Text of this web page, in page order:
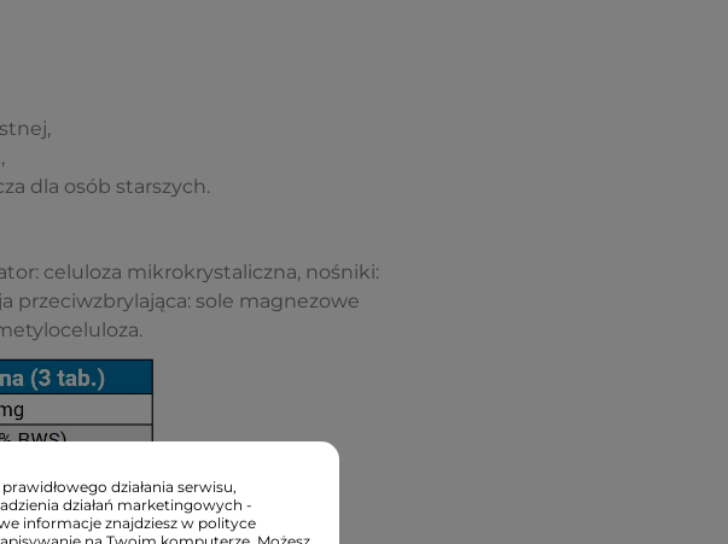
dla osób starszych.
celuloza mikrokrystaliczna, nośniki:
przeciwzbrylająca: sole magnezowe
działania serwisu,
działań marketingowych -
informacje znajdziesz w polityce
na Twoim komputerze. Możesz